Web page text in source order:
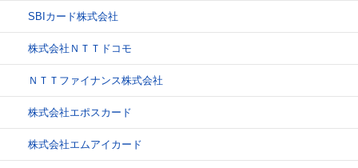
SBIカード株式会社
株式会社ＮＴＴドコモ
ＮＴＴファイナンス株式会社
株式会社エポスカード
株式会社エムアイカード